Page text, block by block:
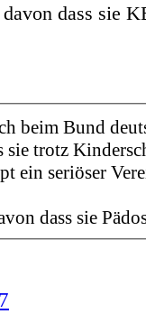
dass sie
beim Bund
sie trotz
ein seriöser
dass sie